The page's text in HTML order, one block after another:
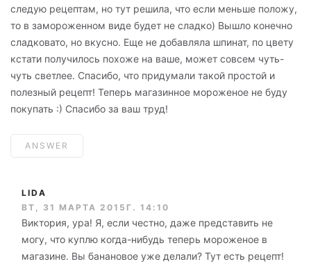
следую рецептам, но тут решила, что если меньше положу,
то в замороженном виде будет не сладко) Вышло конечно
сладковато, но вкусно. Еще не добавляла шпинат, по цвету
кстати получилось похоже на ваше, может совсем чуть-
чуть светлее. Спасибо, что придумали такой простой и
полезный рецепт! Теперь магазинное мороженое не буду
покупать :) Спасибо за ваш труд!
ANSWER
LIDA
ВТ, 31 МАРТА 2015Г. 14:10
Виктория, ура! Я, если честно, даже представить не
могу, что куплю когда-нибудь теперь мороженое в
магазине. Вы банановое уже делали? Тут есть рецепт!